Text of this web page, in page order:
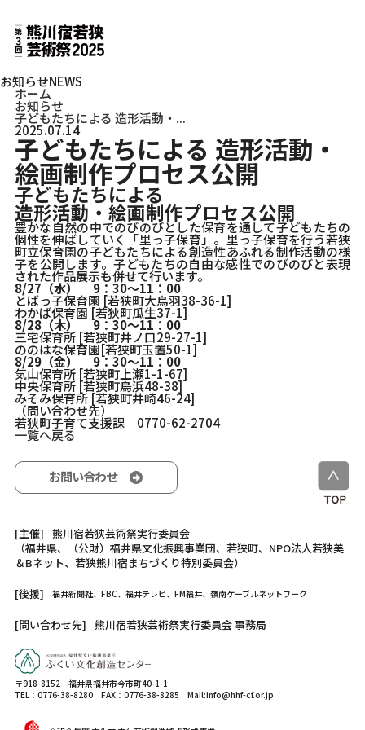
お知らせNEWS
ホーム
お知らせ
子どもたちによる 造形活動・...
2025.07.14
子どもたちによる 造形活動・
絵画制作プロセス公開
子どもたちによる
造形活動・絵画制作プロセス公開
豊かな自然の中でのびのびとした保育を通して子どもたちの
個性を伸ばしていく「里っ子保育」。里っ子保育を行う若狭
町立保育園の子どもたちによる創造性あふれる制作活動の様
子を公開します。子どもたちの自由な感性でのびのびと表現
された作品展示も併せて行います。
8/27（水）9：30～11：00
とばっ子保育園 [若狭町大鳥羽38-36-1]
わかば保育園 [若狭町瓜生37-1]
8/28（木）9：30～11：00
三宅保育所 [若狭町井ノ口29-27-1]
ののはな保育園[若狭町玉置50-1]
8/29（金）9：30～11：00
気山保育所 [若狭町上瀬1-1-67]
中央保育所 [若狭町鳥浜48-38]
みそみ保育所 [若狭町井崎46-24]
（問い合わせ先）
若狭町子育て支援課 0770-62-2704
一覧へ戻る
お問い合わせ
[主催] 熊川宿若狭芸術祭実行委員会
（福井県、（公財）福井県文化振興事業団、若狭町、NPO法人若狭美
＆Bネット、若狭熊川宿まちづくり特別委員会）
[後援]
福井新聞社、FBC、福井テレビ、FM福井、嶺南ケーブルネットワーク
[問い合わせ先] 熊川宿若狭芸術祭実行委員会 事務局
〒918-8152 福井県福井市今市町40-1-1
TEL：0776-38-8280 FAX：0776-38-8285 Mail:info@hhf-cf.or.jp